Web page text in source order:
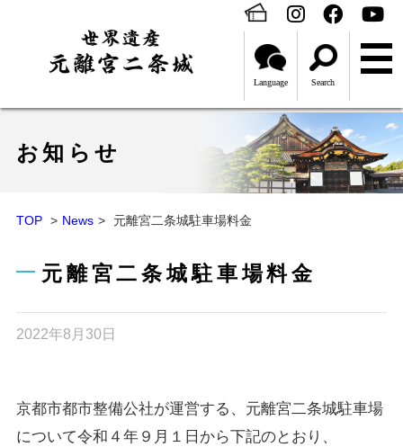
Language Search
お知らせ
TOP News 元離宮二条城駐車場料金
元離宮二条城駐車場料金
2022年8月30日
京都市都市整備公社が運営する、元離宮二条城駐車場
について令和４年９月１日から下記のとおり、